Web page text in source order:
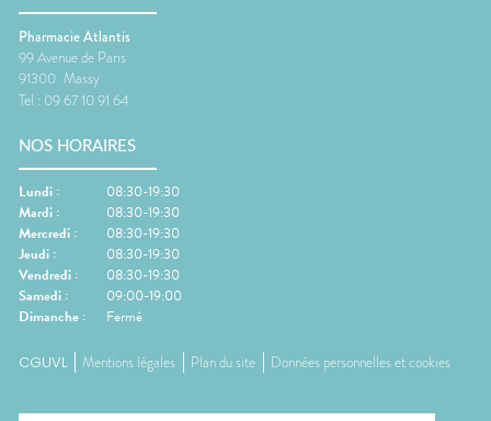
Pharmacie Atlantis
99 Avenue de Paris
91300 Massy
Tel : 09 67 10 91 64
NOS HORAIRES
Lundi :
08:30-19:30
Mardi :
08:30-19:30
Mercredi :
08:30-19:30
Jeudi :
08:30-19:30
Vendredi :
08:30-19:30
Samedi :
09:00-19:00
Dimanche : Fermé
CGUVL Mentions légales Plan du site Données personnelles et cookies